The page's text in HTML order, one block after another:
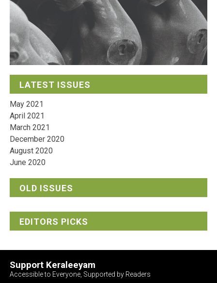
LATEST ISSUES
May 2021
April 2021
March 2021
December 2020
August 2020
June 2020
OLD ISSUES
EDITORS PICKS
Support Keraleeyam
Accessible to Everyone, Supported by Readers